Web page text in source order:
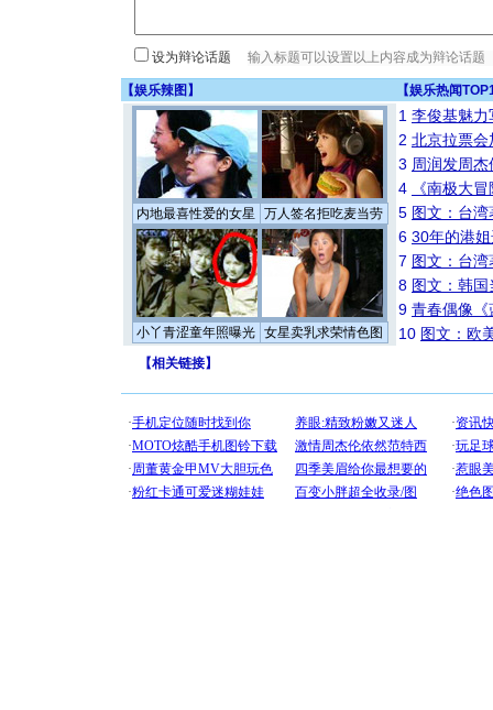
设为辩论话题
【娱乐辣图 】 【娱乐热闻
内地最喜性爱的女星 万人签名拒吃麦当劳
小丫青涩童年照曝光 女星卖乳求荣情色图
1 李俊基魅力
2 北京拉票
3 周润发周
4
《南极大
5 图文：台
6 30年的港
7 图文：台
8 图文：韩
9 青春偶像《
10 图文：欧
【相关链接】